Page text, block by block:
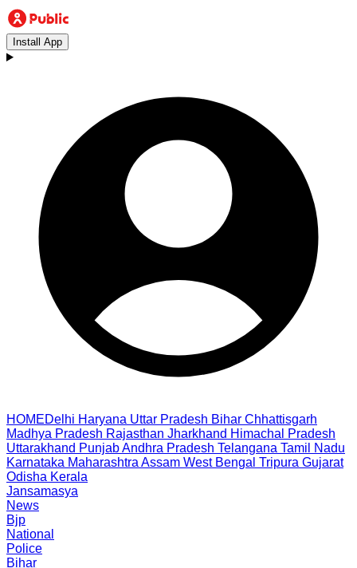
Install App
HOMEDelhi Haryana Uttar Pradesh Bihar Chhattisgarh
Madhya Pradesh Rajasthan Jharkhand Himachal Pradesh
Uttarakhand PunjabAndhra Pradesh Telangana Tamil Nadu
Karnataka Maharashtra Assam West Bengal Tripura Gujarat
Odisha Kerala
Jansamasya
News
Bjp
National
Police
Bihar